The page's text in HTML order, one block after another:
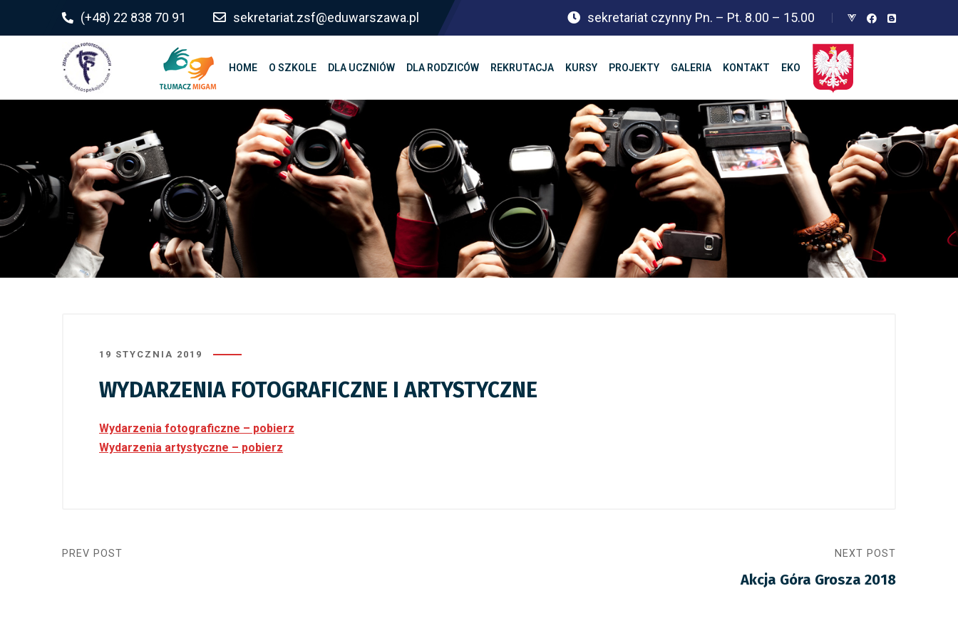
(+48) 22 838 70 91 sekretariat.zsf@eduwarszawa.pl sekretariat czynny Pn. – Pt. 8.00 – 15.00
HOME O SZKOLE DLA UCZNIÓW DLA RODZICÓW REKRUTACJA KURSY PROJEKTY GALERIA KONTAKT EKO
19 STYCZNIA 2019
WYDARZENIA FOTOGRAFICZNE I ARTYSTYCZNE
Wydarzenia fotograficzne – pobierz
Wydarzenia artystyczne – pobierz
PREV POST NEXT POST
Akcja Góra Grosza 2018